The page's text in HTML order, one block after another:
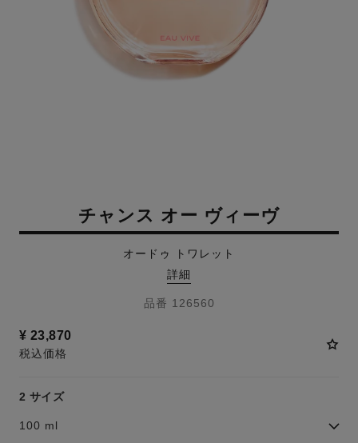
チャンス オー ヴィーヴ
オードゥ トワレット
詳細
品番 126560
¥ 23,870
税込価格
2 サイズ
100 ml